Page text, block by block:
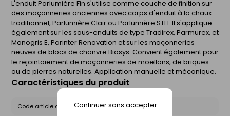
Continuer sans accepter
L'enduit Parlumière Fin s'utilise comme couche de finition sur
des maçonneries anciennes avec corps d'enduit à la chaux
traditionnel, Parlumière Clair ou Parlumière STH. Il s'applique
également sur les sous-enduits de type Tradirex, Parmurex, et
Monogris E, Parinter Renovation et sur les maçonneries
neuves de blocs de chanvre Biosys. Convient également pour
le rejointoiement de maçonneries de moellons, de briques
ou de pierres naturelles. Application manuelle et mécanique.
Caractéristiques du produit
Code article chez le fournisseur :PAFN25T80